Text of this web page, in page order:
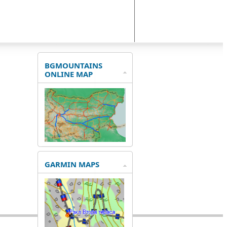
BGMOUNTAINS
ONLINE MAP
GARMIN MAPS